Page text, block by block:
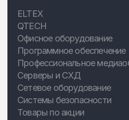
ELTEX
QTECH
Офисное оборудование
Программное обеспечение
Профессиональное
Серверы и СХД
Сетевое оборудование
Системы безопасности
Товары по акции